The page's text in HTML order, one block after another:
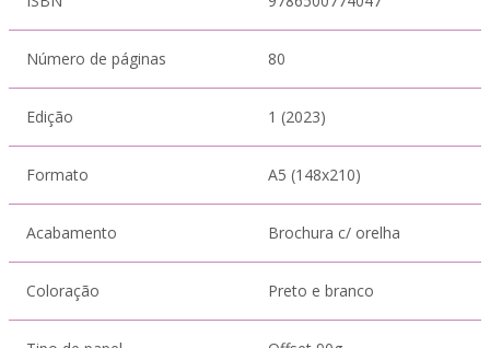
Número de páginas 80
Edição 1 (2023)
Formato A5 (148x210)
Acabamento Brochura c/ orelha
Coloração Preto e branco